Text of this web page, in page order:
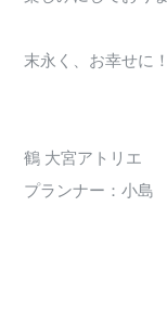
末永く、お幸せに！
鶴 大宮アトリエ
プランナー：小島